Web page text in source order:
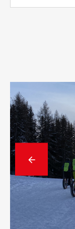
Précédent